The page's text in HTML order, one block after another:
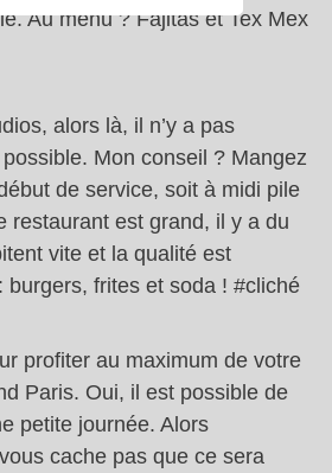
Au menu ? Fajitas et Tex Mex
alors là, il n’y a pas
Mon conseil ? Mangez
de service, soit à midi pile
restaurant est grand, il y a du
vite et la qualité est
burgers, frites et soda ! #cliché
profiter au maximum de votre
Paris. Oui, il est possible de
petite journée. Alors
cache pas que ce sera